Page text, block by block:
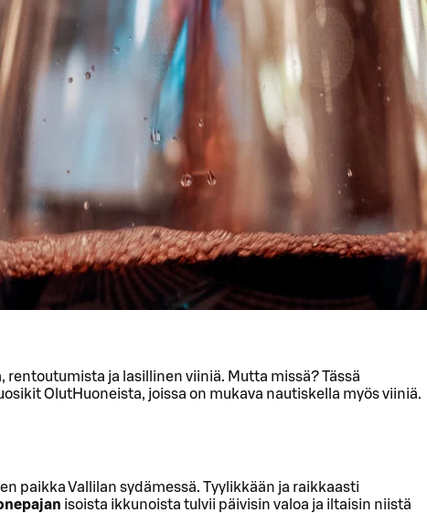
rentoutumista ja lasillinen viiniä. Mutta missä? Tässä
OlutHuoneista, joissa on mukava nautiskella myös viiniä.
paikka Vallilan sydämessä. Tyylikkään ja raikkaasti
isoista ikkunoista tulvii päivisin valoa ja iltaisin niistä